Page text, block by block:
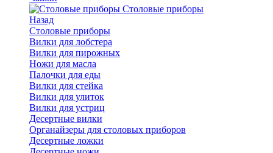
Cтоловые приборы
Назад
Cтоловые приборы
Вилки для лобстера
Вилки для пирожных
Ножи для масла
Палочки для еды
Вилки для стейка
Вилки для улиток
Вилки для устриц
Десертные вилки
Органайзеры для столовых приборов
Десертные ложки